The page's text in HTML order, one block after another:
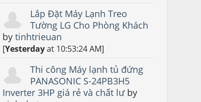
Lắp Đặt Máy Lạnh Treo
Tường LG Cho Phòng Khách
bytinhtrieuan
[Yesterdayat 10:53:24 AM]
Thi công Máy lạnh tủ đứng
PANASONIC S-24PB3H5
Inverter 3HP giá rẻ và chất lưby